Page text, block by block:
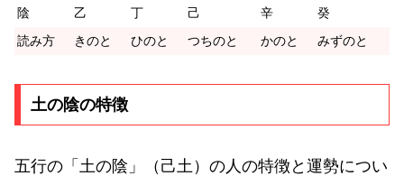
陰
乙 丁 己 辛
癸
読み方
きのと ひのと つちのと かのと みずのと
土の陰の特徴
五行の「土の陰」（己土）の人の特徴と運勢につい